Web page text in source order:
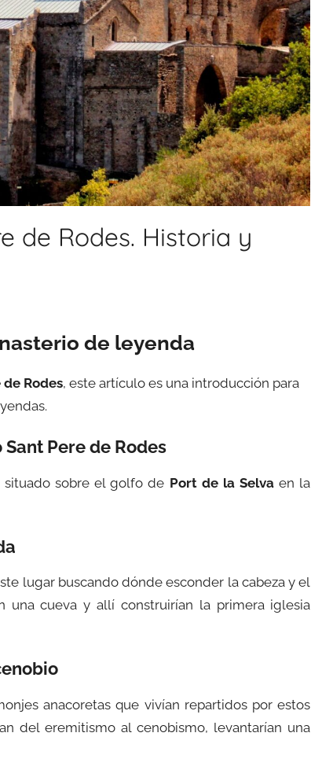
de Rodes. Historia y
de leyenda
Rodes, este artículo es una introducción para
Pere de Rodes
situado sobre el golfo de Port de la Selva en la
lugar buscando dónde esconder la cabeza y el
una cueva y allí construirían la primera iglesia
anacoretas que vivían repartidos por estos
del eremitismo al cenobismo, levantarían una